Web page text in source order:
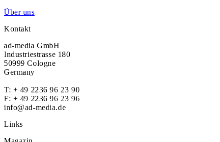
Über uns
Kontakt
ad-media GmbH
Industriestrasse 180
50999 Cologne
Germany
T: + 49 2236 96 23 90
F: + 49 2236 96 23 96
info@ad-media.de
Links